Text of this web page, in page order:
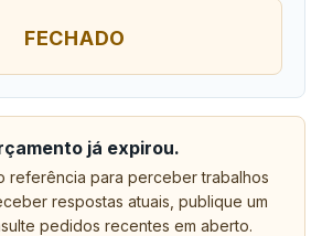
FECHADO
já expirou.
referência para perceber trabalhos
respostas atuais, publique um
pedidos recentes em aberto.